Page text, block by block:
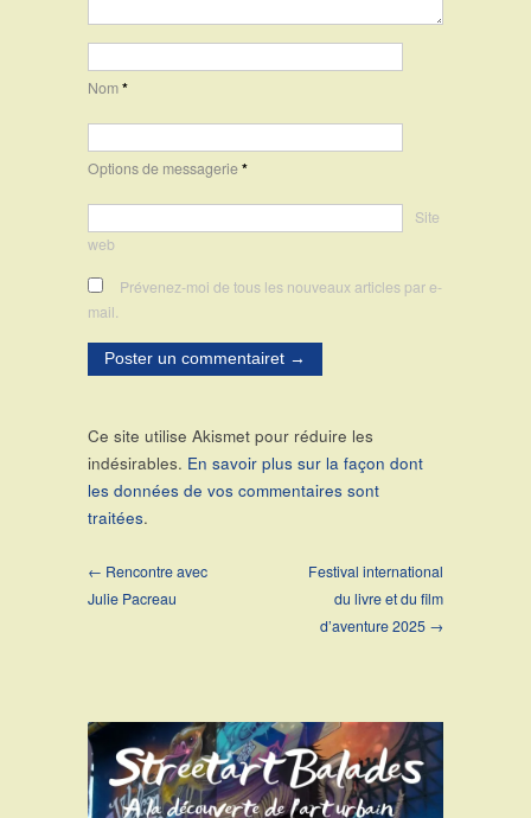
Nom*
Options de messagerie*
Site
web
Prévenez-moi de tous les nouveaux articles par e-
mail.
Ce site utilise Akismet pour réduire les
indésirables. En savoir plus sur la façon dont
les données de vos commentaires sont
traitées.
← Rencontre avec
Julie Pacreau
Festival international
du livre et du film
d’aventure 2025 →